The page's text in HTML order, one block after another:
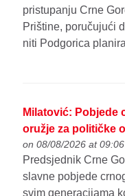
pristupanju Crne
Prištine, poručujući
niti Podgorica
Milatović: Pobjede
oružje za političke
on 08/08/2026 at 09:06
Predsjednik Crne
slavne pobjede
svim generacijama